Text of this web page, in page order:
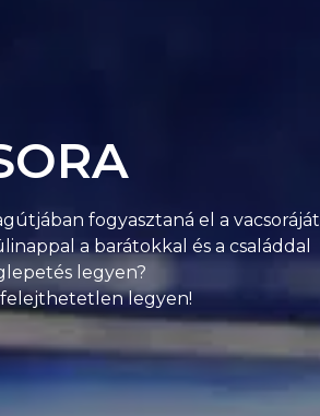
fogyasztaná el a vacsoráját
a barátokkal és a családdal
legyen?
legyen!